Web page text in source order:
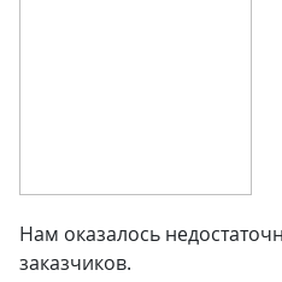
Нам оказалось
заказчиков.